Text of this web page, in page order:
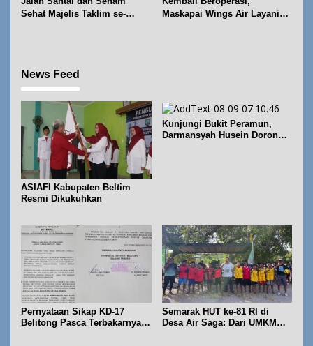
Sehat Majelis Taklim se-
Maskapai Wings Air Layani
News Feed
ASIAFI Kabupaten Beltim
Resmi Dikukuhkan
Kunjungi Bukit Peramun,
Darmansyah Husein Dorong
Pernyataan Sikap KD-17
Belitong Pasca Terbakarnya
Semarak HUT ke-81 RI di
Desa Air Saga: Dari UMKM